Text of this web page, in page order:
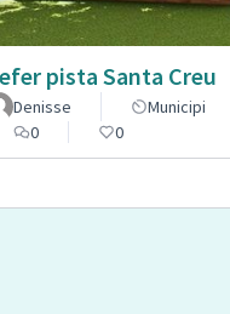
pista Santa Creu
Denisse
Municipi
0
0